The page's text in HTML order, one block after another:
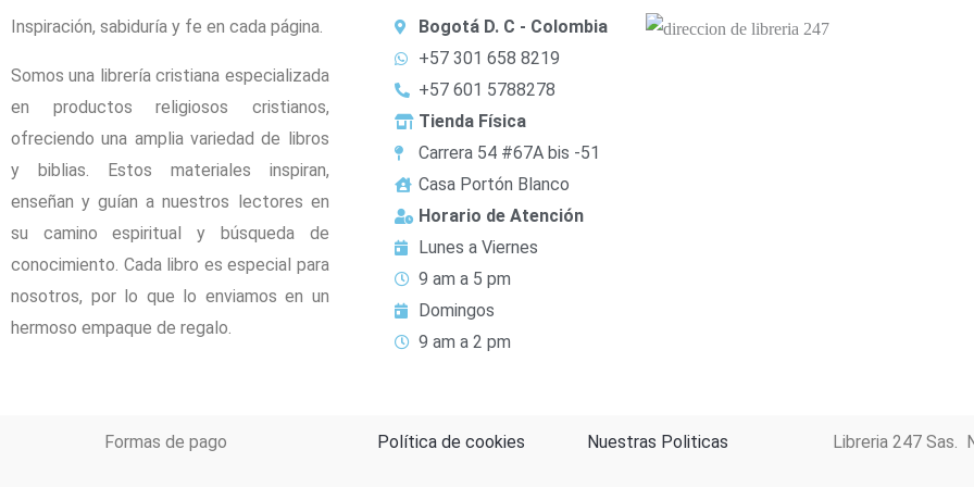
Inspiración, sabiduría y fe en cada página.
Somos una librería cristiana especializada
en productos religiosos cristianos,
ofreciendo una amplia variedad de libros
y biblias. Estos materiales inspiran,
enseñan y guían a nuestros lectores en
su camino espiritual y búsqueda de
conocimiento. Cada libro es especial para
nosotros, por lo que lo enviamos en un
hermoso empaque de regalo.
Bogotá D. C - Colombia
+57 301 658 8219
+57 601 5788278
Tienda Física
Carrera 54 #67A bis -51
Casa Portón Blanco
Horario de Atención
Lunes a Viernes
9 am a 5 pm
Domingos
9 am a 2 pm
Formas de pago Política de cookies Nuestras Politicas Libreria 247 Sas.